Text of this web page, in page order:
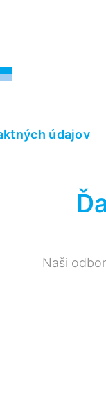
údajov
Naši